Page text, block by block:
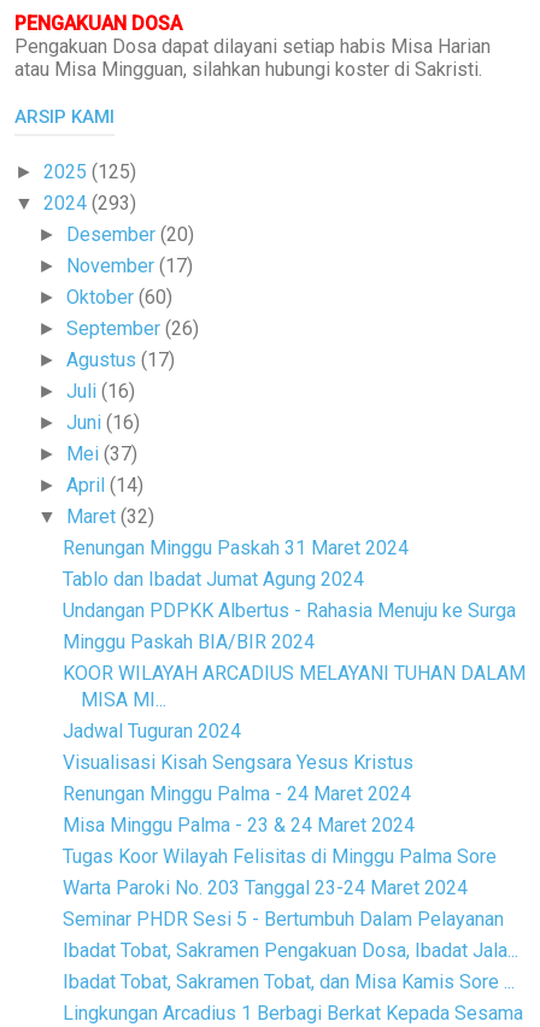
PENGAKUAN DOSA
Pengakuan Dosa dapat dilayani setiap habis Misa Harian
atau Misa Mingguan, silahkan hubungi koster di Sakristi.
ARSIP KAMI
► 2025 (125)
▼ 2024 (293)
► Desember(20)
► November(17)
►Oktober(60)
►September(26)
►Agustus(17)
►Juli(16)
►Juni(16)
► Mei(37)
►April(14)
▼ Maret(32)
Renungan Minggu Paskah 31 Maret 2024
Tablo dan Ibadat Jumat Agung 2024
Undangan PDPKK Albertus - Rahasia Menuju ke Surga
Minggu Paskah BIA/BIR 2024
KOOR WILAYAH ARCADIUS MELAYANI TUHAN DALAM
MISA MI...
Jadwal Tuguran 2024
Visualisasi Kisah Sengsara Yesus Kristus
Renungan Minggu Palma - 24 Maret 2024
Misa Minggu Palma - 23 & 24 Maret 2024
Tugas Koor Wilayah Felisitas di Minggu Palma Sore
Warta Paroki No. 203 Tanggal 23-24 Maret 2024
Seminar PHDR Sesi 5 - Bertumbuh Dalam Pelayanan
Ibadat Tobat, Sakramen Pengakuan Dosa, Ibadat Jala...
Ibadat Tobat, Sakramen Tobat, dan Misa Kamis Sore ...
Lingkungan Arcadius 1 Berbagi Berkat Kepada Sesama